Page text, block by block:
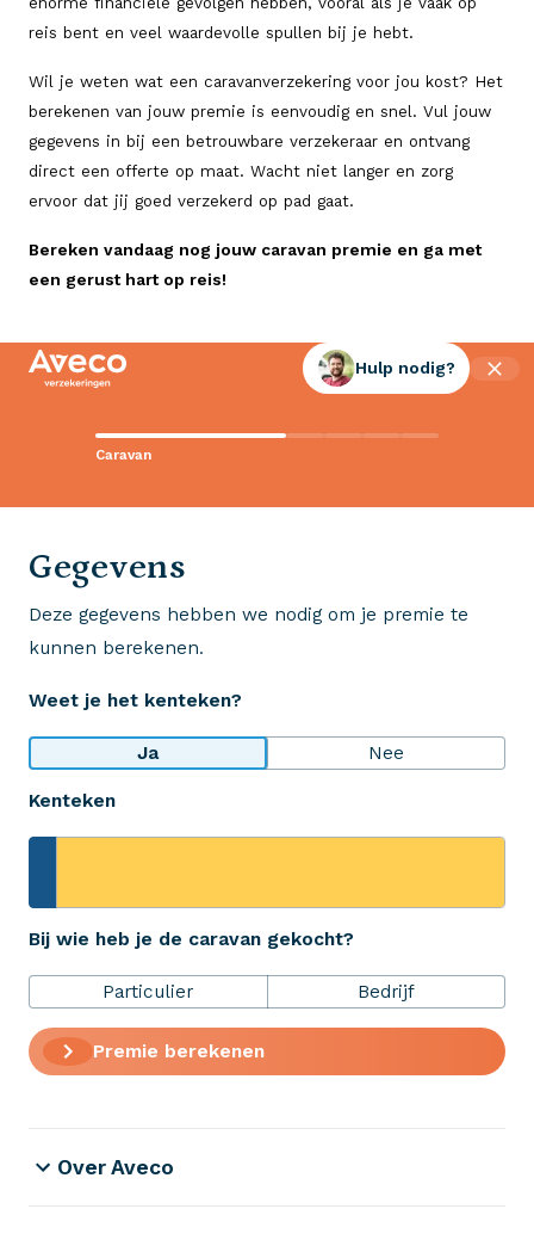
reis bent en veel waardevolle spullen bij je hebt.
Wil je weten wat een caravanverzekering voor jou kost? Het
berekenen van jouw premie is eenvoudig en snel. Vul jouw
gegevens in bij een betrouwbare verzekeraar en ontvang
direct een offerte op maat. Wacht niet langer en zorg
ervoor dat jij goed verzekerd op pad gaat.
Bereken vandaag nog jouw caravan premie en ga met
een gerust hart op reis!
Caravan
Hulp nodig?
Gegevens
Deze gegevens hebben we nodig om je premie te
kunnen berekenen.
Weet je het kenteken?
Ja Nee
Kenteken
Bij wie heb je de caravan gekocht?
Particulier Bedrijf
Premie berekenen
Contact met Aveco?
Wij staan voor je klaar!
Wij krijgen een 8,5!
Op basis van ruim 3.000 reviews
Bekijk wat anderen over ons zeggen
+31 (0)523 - 20 80 30
Verzekeringen
Over Aveco